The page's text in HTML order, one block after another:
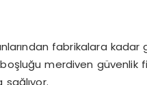
fabrikalara kadar
merdiven güvenlik